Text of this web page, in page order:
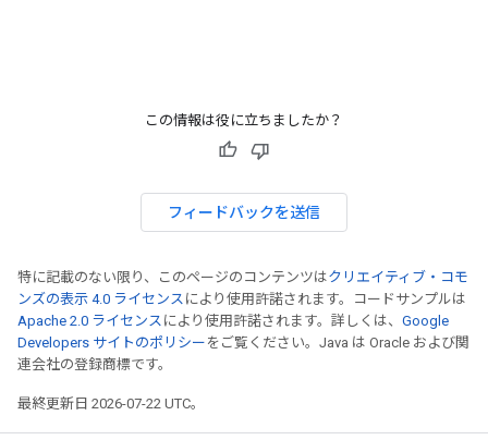
この情報は役に立ちましたか？
フィードバックを送信
特に記載のない限り、このページのコンテンツはクリエイティブ・コモ
ンズの表示 4.0 ライセンス により使用許諾されます。コードサンプルは
Apache 2.0 ライセンス により使用許諾されます。詳しくは、 Google
Developers サイトのポリシー をご覧ください。Java は Oracle および関
連会社の登録商標です。
最終更新日 2026-07-22 UTC。